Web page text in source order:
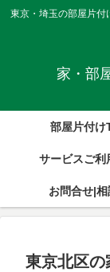
東京・埼玉の部屋片付
家・部
部屋片付け
サービスご利
お問合せ|相
東京北区の